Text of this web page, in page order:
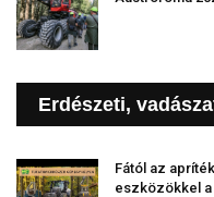
Erdészeti,
Fától az
eszközökkel